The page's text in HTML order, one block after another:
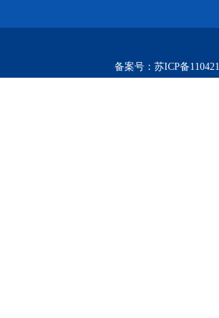
备案号： 苏ICP备